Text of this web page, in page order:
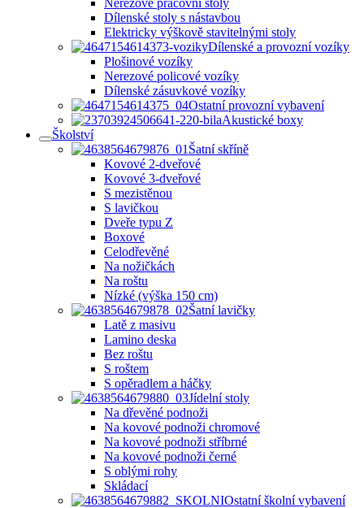
Nerezové pracovní stoly
Dílenské stoly s nástavbou
Elektricky výškově stavitelnými stoly
Dílenské a provozní vozíky
Plošinové vozíky
Nerezové policové vozíky
Dílenské zásuvkové vozíky
Ostatní provozní vybavení
Akustické boxy
Školství
Šatní skříně
Kovové 2-dveřové
Kovové 3-dveřové
S mezistěnou
S lavičkou
Dveře typu Z
Boxové
Celodřevěné
Na nožičkách
Na roštu
Nízké (výška 150 cm)
Šatní lavičky
Latě z masivu
Lamino deska
Bez roštu
S roštem
S opěradlem a háčky
Jídelní stoly
Na dřevěné podnoži
Na kovové podnoži chromové
Na kovové podnoži stříbrné
Na kovové podnoži černé
S oblými rohy
Skládací
Ostatní školní vybavení